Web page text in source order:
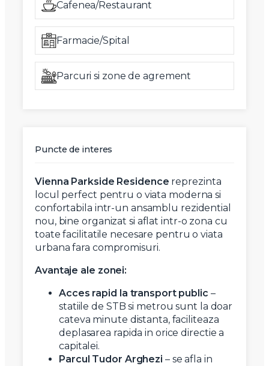
Cafenea/Restaurant
Farmacie/Spital
Parcuri si zone de agrement
Puncte de interes
Vienna Parkside Residence reprezinta
locul perfect pentru o viata moderna si
confortabila intr-un ansamblu rezidential
nou, bine organizat si aflat intr-o zona cu
toate facilitatile necesare pentru o viata
urbana fara compromisuri.
Avantaje ale zonei:
Acces rapid la transport public –
statiile de STB si metrou sunt la doar
cateva minute distanta, faciliteaza
deplasarea rapida in orice directie a
capitalei.
Parcul Tudor Arghezi – se afla in